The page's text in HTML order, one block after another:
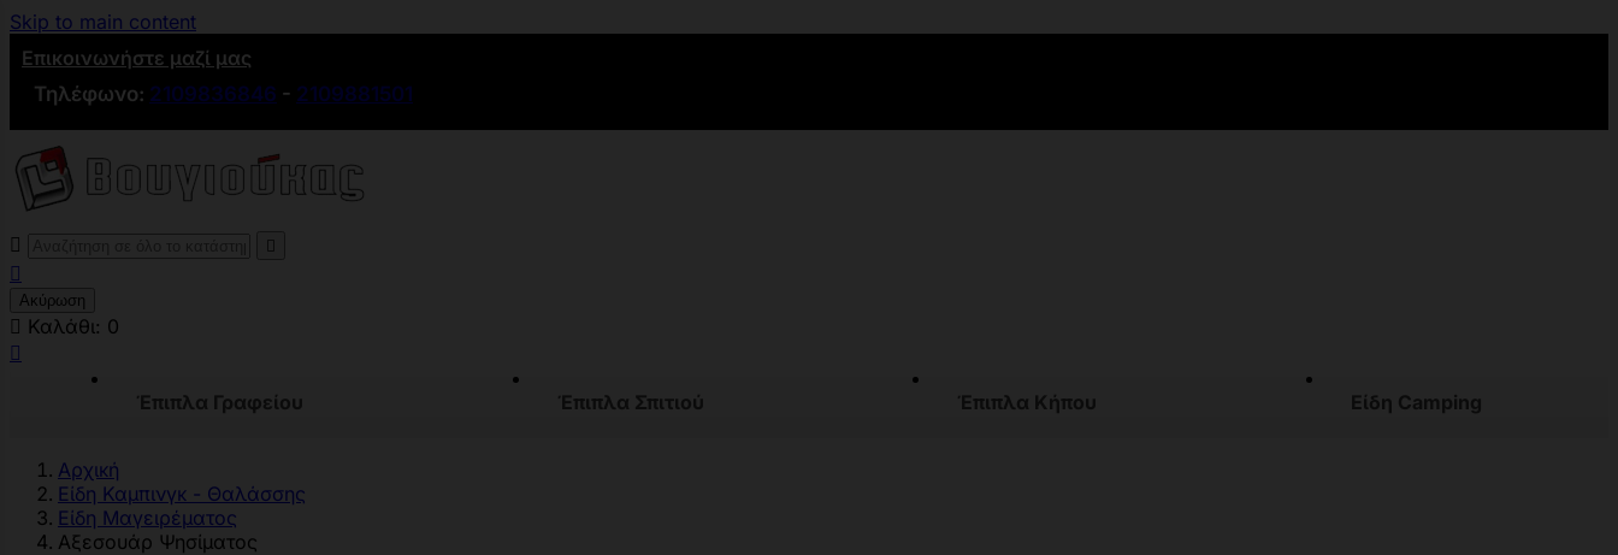
Skip to main content
Επικοινωνήστε μαζί μας
Τηλέφωνο: 2109836846 - 2109881501
 

Ακύρωση
 Καλάθι: 0

Έπιπλα Γραφείου Έπιπλα Σπιτιού Έπιπλα Κήπου Είδη Camping
Αρχική
Είδη Καμπινγκ - Θαλάσσης
Είδη Μαγειρέματος
Αξεσουάρ Ψησίματος